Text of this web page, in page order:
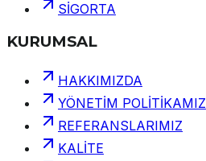
SİGORTA
KURUMSAL
HAKKIMIZDA
YÖNETİM POLİTİKAMIZ
REFERANSLARIMIZ
KALİTE